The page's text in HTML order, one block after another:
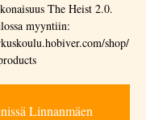
The Heist 2.0.
myyntiin:
shop/
Linnanmäen